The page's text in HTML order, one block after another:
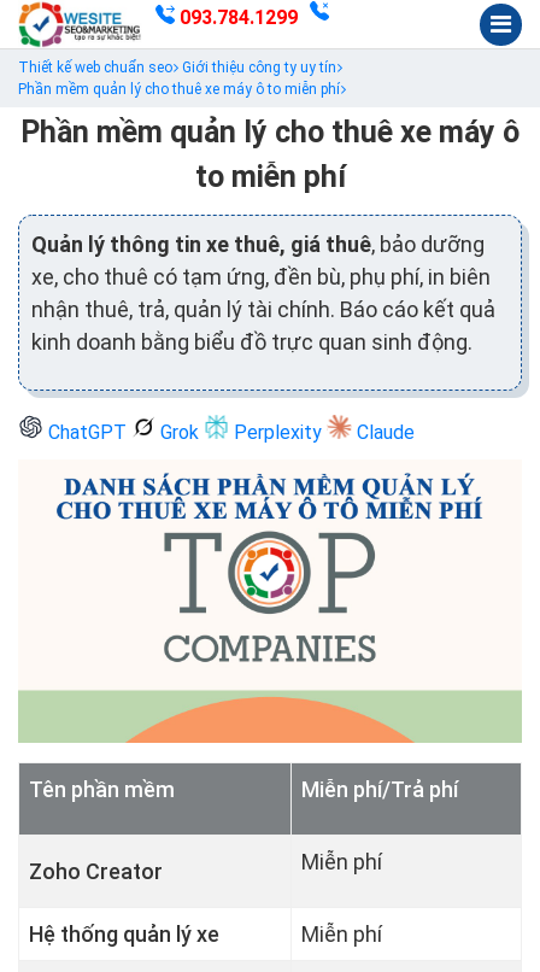
093.784.1299
Thiết kế web chuẩn seo Giới thiệu công ty uy tín
Phần mềm quản lý cho thuê xe máy ô to miễn phí
Phần mềm quản lý cho thuê xe máy ô
to miễn phí
Quản lý thông tin xe thuê, giá thuê, bảo dưỡng
xe, cho thuê có tạm ứng, đền bù, phụ phí, in biên
nhận thuê, trả, quản lý tài chính. Báo cáo kết quả
kinh doanh bằng biểu đồ trực quan sinh động.
ChatGPT Grok Perplexity Claude
Tên phần mềm Miễn phí/Trả phí
Zoho Creator Miễn phí
Hệ thống quản lý xe Miễn phí